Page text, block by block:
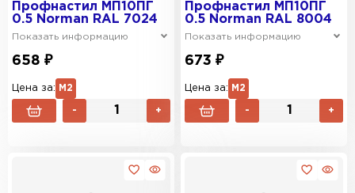
Профнастил МП10ПГ
0.5 Norman RAL 7024
Показать информацию
658 ₽
Цена за: М2
- +
Профнастил МП10ПГ
0.5 Norman RAL 8004
Показать информацию
673 ₽
Цена за: М2
- +